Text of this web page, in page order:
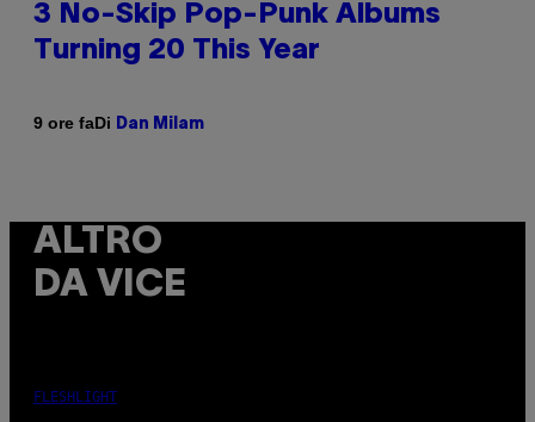
3 No-Skip Pop-Punk Albums
Turning 20 This Year
9 ore faDi Dan Milam
ALTRO
DA VICE
FLESHLIGHT